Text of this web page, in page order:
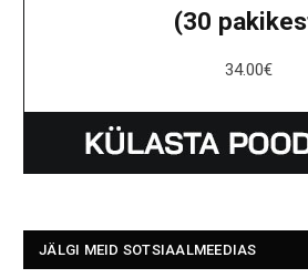
(30
34.00€
JÄLGI MEID SOTSIAALMEEDIAS